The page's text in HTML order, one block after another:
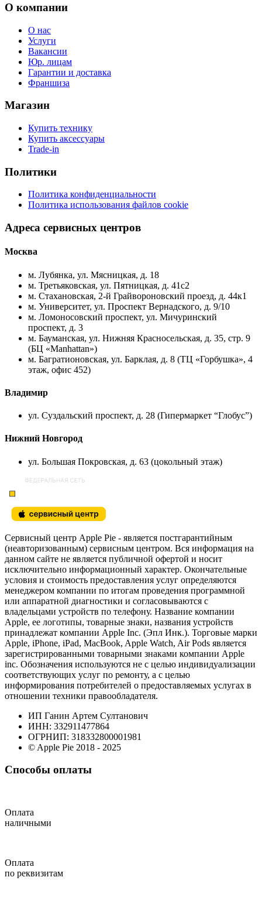
О компании
О нас
Услуги
Вакансии
Юр. лицам
Гарантии и доставка
Франшиза
Магазин
Купить технику
Купить аксессуары
Trade-in
Политики
Политика конфиденциальности
Политика использования файлов cookie
Адреса сервисных центров
Москва
м. Лубянка, ул. Мясницкая, д. 18
м. Третьяковская, ул. Пятницкая, д. 41с2
м. Стахановская, 2-й Грайвороновский проезд, д. 44к1
м. Университет, ул. Проспект Вернадского, д. 9/10
м. Ломоносовский проспект, ул. Мичуринский
проспект, д. 3
м. Бауманская, ул. Нижняя Красносельская, д. 35, стр. 9
(БЦ «Manhattan»)
м. Багратионовская, ул. Барклая, д. 8 (ТЦ «Горбушка», 4
этаж, офис 452)
Владимир
ул. Суздальский проспект, д. 28 (Гипермаркет “Глобус”)
Нижний Новгород
ул. Большая Покровская, д. 63 (цокольный этаж)
Сервисный центр Apple Pie - является постгарантийным
(неавторизованным) сервисным центром. Вся информация на
данном сайте не является публичной офертой и носит
исключительно информационный характер. Окончательные
условия и стоимость предоставления услуг определяются
менеджером компании по итогам проведения программной
или аппаратной диагностики и согласовываются с
владельцами устройств по телефону. Название компании
Apple, ее логотипы, товарные знаки, названия устройств
принадлежат компании Apple Inc. (Эпл Инк.). Торговые марки
Apple, iPhone, iPad, MacBook, Apple Watch, Air Pods является
зарегистрированными товарными знаками компании Apple
inc. Обозначения используются не с целью индивидуализации
соответствующих услуг по ремонту, а с целью
информирования потребителей о предоставляемых услугах в
отношении техники правообладателя.
ИП Ганин Артем Султанович
ИНН: 332911477864
ОГРНИП: 318332800001981
© Apple Pie 2018 - 2025
Способы оплаты
Оплата
наличными
Оплата
по реквизитам